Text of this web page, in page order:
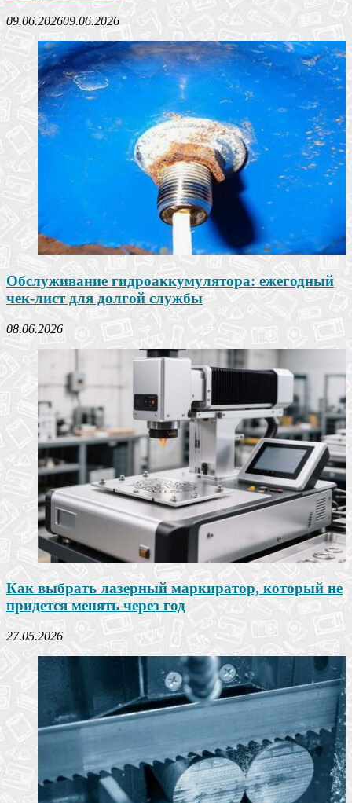
09.06.202609.06.2026
Обслуживание гидроаккумулятора: ежегодный
чек-лист для долгой службы
08.06.2026
Как выбрать лазерный маркиратор, который не
придется менять через год
27.05.2026